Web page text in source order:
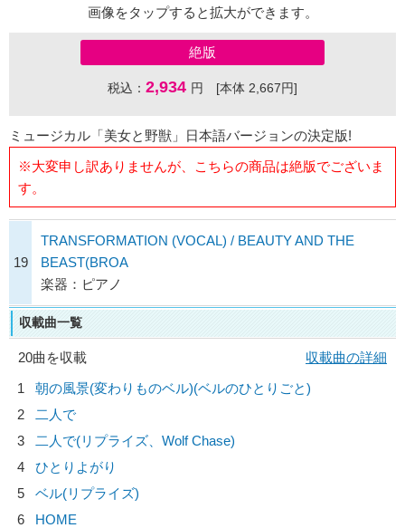
画像をタップすると拡大ができます。
絶版
税込： 2,934 円 [本体 2,667円]
ミュージカル「美女と野獣」日本語バージョンの決定版!
※大変申し訳ありませんが、こちらの商品は絶版でございま
す。
19
TRANSFORMATION (VOCAL) / BEAUTY AND THE
BEAST(BROA
楽器：ピアノ
収載曲一覧
20曲を収載
収載曲の詳細
1
朝の風景(変わりものベル)(ベルのひとりごと)
2
二人で
3
二人で(リプライズ、Wolf Chase)
4
ひとりよがり
5
ベル(リプライズ)
6
HOME